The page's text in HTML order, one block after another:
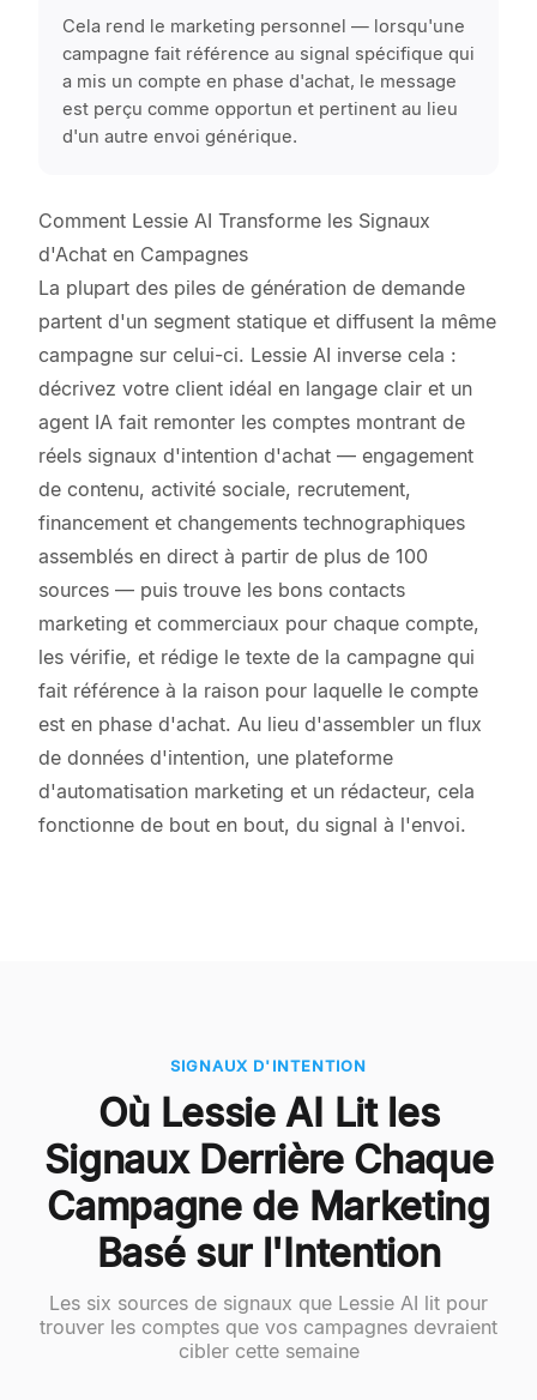
Cela rend le marketing personnel — lorsqu'une
campagne fait référence au signal spécifique qui
a mis un compte en phase d'achat, le message
est perçu comme opportun et pertinent au lieu
d'un autre envoi générique.
Comment Lessie AI Transforme les Signaux
d'Achat en Campagnes
La plupart des piles de génération de demande
partent d'un segment statique et diffusent la même
campagne sur celui-ci. Lessie AI inverse cela :
décrivez votre client idéal en langage clair et un
agent IA fait remonter les comptes montrant de
réels signaux d'intention d'achat — engagement
de contenu, activité sociale, recrutement,
financement et changements technographiques
assemblés en direct à partir de plus de 100
sources — puis trouve les bons contacts
marketing et commerciaux pour chaque compte,
les vérifie, et rédige le texte de la campagne qui
fait référence à la raison pour laquelle le compte
est en phase d'achat. Au lieu d'assembler un flux
de données d'intention, une plateforme
d'automatisation marketing et un rédacteur, cela
fonctionne de bout en bout, du signal à l'envoi.
SIGNAUX D'INTENTION
Où Lessie AI Lit les
Signaux Derrière Chaque
Campagne de Marketing
Basé sur l'Intention
Les six sources de signaux que Lessie AI lit pour
trouver les comptes que vos campagnes devraient
cibler cette semaine